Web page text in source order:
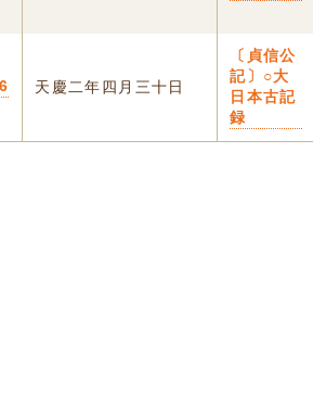
天慶二年四月三十日
〔貞信公
記〕○大
日本古記
録